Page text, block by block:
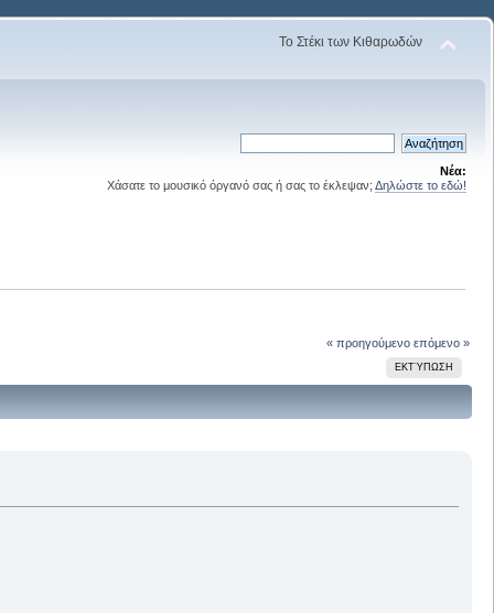
Το Στέκι των Κιθαρωδών
Νέα:
Χάσατε το μουσικό όργανό σας ή σας το έκλεψαν; Δηλώστε το εδώ!
« προηγούμενο επόμενο »
ΕΚΤΎΠΩΣΗ